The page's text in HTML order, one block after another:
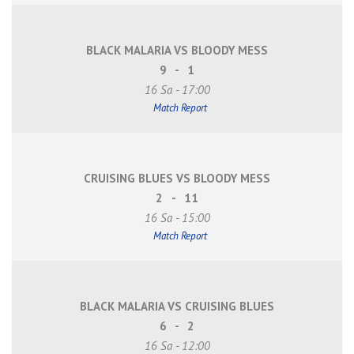
BLACK MALARIA VS BLOODY MESS
9
-
1
16 Sa - 17:00
Match Report
CRUISING BLUES VS BLOODY MESS
2
-
11
16 Sa - 15:00
Match Report
BLACK MALARIA VS CRUISING BLUES
6
-
2
16 Sa - 12:00